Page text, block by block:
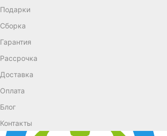
Подарки
Сборка
Гарантия
Рассрочка
Доставка
Оплата
Блог
Контакты